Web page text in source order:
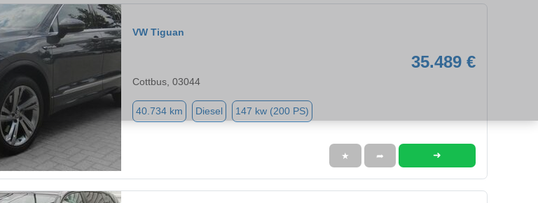
VW Tiguan
35.489 €
Cottbus, 03044
40.734 km Diesel 147 kw (200 PS)
★ ➦ ➜